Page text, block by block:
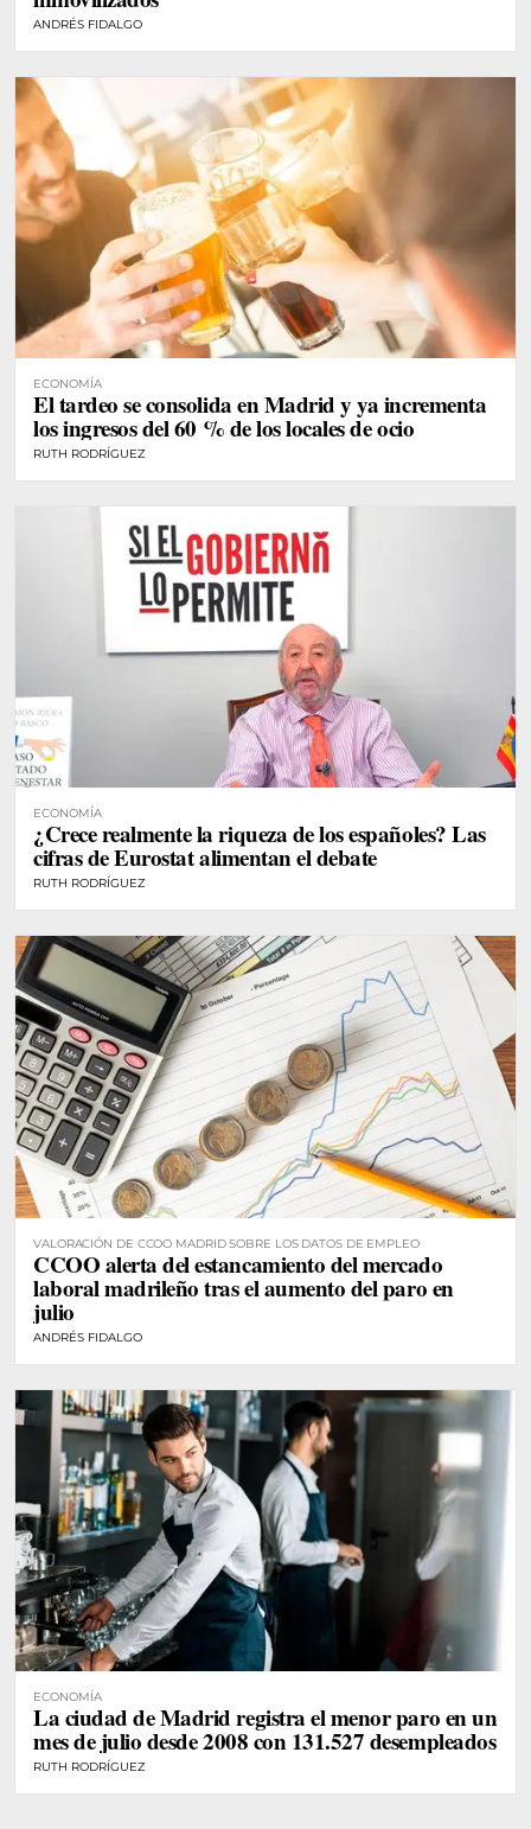
ANDRÉS FIDALGO
ECONOMÍA
El tardeo se consolida en Madrid y ya incrementa
los ingresos del 60 % de los locales de ocio
RUTH RODRÍGUEZ
ECONOMÍA
¿Crece realmente la riqueza de los españoles? Las
cifras de Eurostat alimentan el debate
RUTH RODRÍGUEZ
VALORACIÓN DE CCOO MADRID SOBRE LOS DATOS DE EMPLEO
CCOO alerta del estancamiento del mercado
laboral madrileño tras el aumento del paro en
julio
ANDRÉS FIDALGO
ECONOMÍA
La ciudad de Madrid registra el menor paro en un
mes de julio desde 2008 con 131.527 desempleados
RUTH RODRÍGUEZ